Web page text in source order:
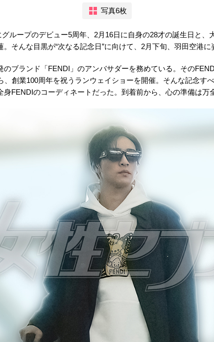
写真6枚
グループのデビュー5周年、2月16日に自身の28才の誕生日と、
。そんな目黒が“次なる記念日”に向けて、2月下旬、羽田空港に
のブランド「FENDI」のアンバサダーを務めている。その
、創業100周年を祝うランウェイショーを開催。そんな記念す
身FENDIのコーディネートだった。到着前から、心の準備は万